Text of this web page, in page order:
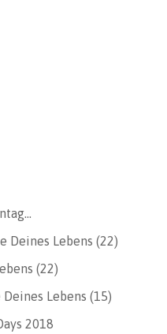
Deines Lebens (22)
(22)
Deines Lebens (15)
2018